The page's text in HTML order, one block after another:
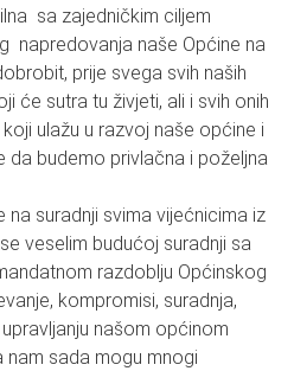
sa zajedničkim ciljem
napredovanja naše Općine na
prije svega svih naših
će sutra tu živjeti, ali i svih onih
ulažu u razvoj naše općine i
da budemo privlačna i poželjna
na suradnji svima vijećnicima iz
veselim budućoj suradnji sa
razdoblju Općinskog
kompromisi, suradnja,
našom općinom
nam sada mogu mnogi